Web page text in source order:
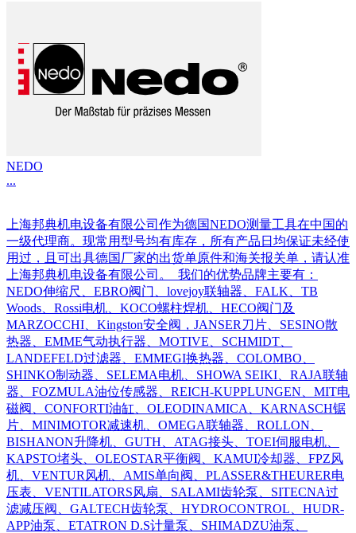
NEDO
...
上海邦典机电设备有限公司作为德国NEDO测量工具在中国的
一级代理商。现常用型号均有库存，所有产品日均保证未经使
用过，且可出具德国厂家的出货单原件和海关报关单，请认准
上海邦典机电设备有限公司。 我们的优势品牌主要有：
NEDO伸缩尺、EBRO阀门、lovejoy联轴器、FALK、TB
Woods、Rossi电机、KOCO螺柱焊机、HECO阀门及
MARZOCCHI、Kingston安全阀，JANSER刀片、SESINO散
热器、EMME气动执行器、MOTIVE、SCHMIDT、
LANDEFELD过滤器、EMMEGI换热器、COLOMBO、
SHINKO制动器、SELEMA电机、SHOWA SEIKI、RAJA联轴
器、FOZMULA油位传感器、REICH-KUPPLUNGEN、MIT电
磁阀、CONFORTI油缸、OLEODINAMICA、KARNASCH锯
片、MINIMOTOR减速机、OMEGA联轴器、ROLLON、
BISHANON升降机、GUTH、ATAG接头、TOEI伺服电机、
KAPSTO堵头、OLEOSTAR平衡阀、KAMUI冷却器、FPZ风
机、VENTUR风机、AMIS单向阀、PLASSER&THEURER电
压表、VENTILATORS风扇、SALAMI齿轮泵、SITECNA过
滤减压阀、GALTECH齿轮泵、HYDROCONTROL、HUDR-
APP油泵、ETATRON D.S计量泵、SHIMADZU油泵、